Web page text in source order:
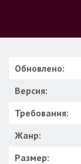
Обновлено:
Версия:
Требования:
Жанр:
Размер: